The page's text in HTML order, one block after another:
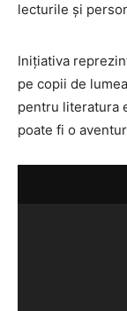
lecturile și
Inițiativa
pe copii de
pentru literatura
poate fi o